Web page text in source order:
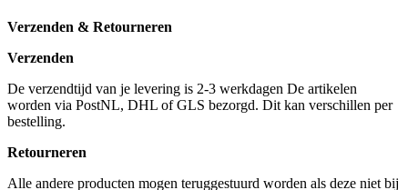
Verzenden & Retourneren
Verzenden
De verzendtijd van je levering is 2-3 werkdagen De artikelen
worden via PostNL, DHL of GLS bezorgd. Dit kan verschillen per
bestelling.
Retourneren
Alle andere producten mogen teruggestuurd worden als deze niet bij